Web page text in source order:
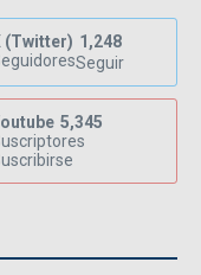
(Twitter) 1,248
Seguir
5,345